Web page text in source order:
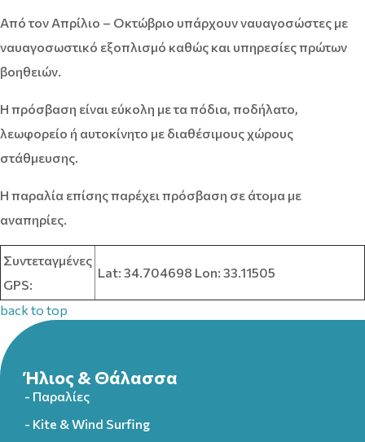
Από τον Απρίλιο – Οκτώβριο υπάρχουν ναυαγοσώστες με
ναυαγοσωστικό εξοπλισμό καθώς και υπηρεσίες πρώτων
βοηθειών.
Η πρόσβαση είναι εύκολη με τα πόδια, ποδήλατο,
λεωφορείο ή αυτοκίνητο με διαθέσιμους χώρους
στάθμευσης.
Η παραλία επίσης παρέχει πρόσβαση σε άτομα με
αναπηρίες.
Συντεταγμένες
GPS:
Lat: 34.704698 Lon: 33.11505
back to top
Ήλιος & Θάλασσα
- Παραλίες
- Kite & Wind Surfing